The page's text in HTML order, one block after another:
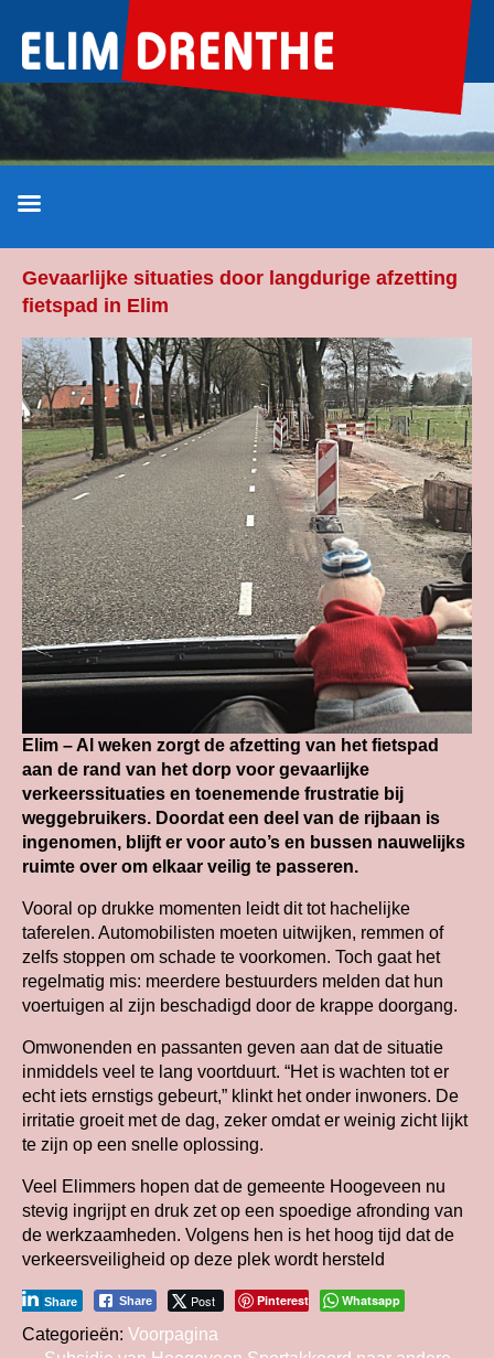
naar
inhoud
Gevaarlijke situaties door langdurige afzetting
fietspad in Elim
Elim – Al weken zorgt de afzetting van het fietspad
aan de rand van het dorp voor gevaarlijke
verkeerssituaties en toenemende frustratie bij
weggebruikers. Doordat een deel van de rijbaan is
ingenomen, blijft er voor auto’s en bussen nauwelijks
ruimte over om elkaar veilig te passeren.
Vooral op drukke momenten leidt dit tot hachelijke
taferelen. Automobilisten moeten uitwijken, remmen of
zelfs stoppen om schade te voorkomen. Toch gaat het
regelmatig mis: meerdere bestuurders melden dat hun
voertuigen al zijn beschadigd door de krappe doorgang.
Omwonenden en passanten geven aan dat de situatie
inmiddels veel te lang voortduurt. “Het is wachten tot er
echt iets ernstigs gebeurt,” klinkt het onder inwoners. De
irritatie groeit met de dag, zeker omdat er weinig zicht lijkt
te zijn op een snelle oplossing.
Veel Elimmers hopen dat de gemeente Hoogeveen nu
stevig ingrijpt en druk zet op een spoedige afronding van
de werkzaamheden. Volgens hen is het hoog tijd dat de
verkeersveiligheid op deze plek wordt hersteld
Share Post
Share Pinterest Whatsapp
Categorieën: Voorpagina